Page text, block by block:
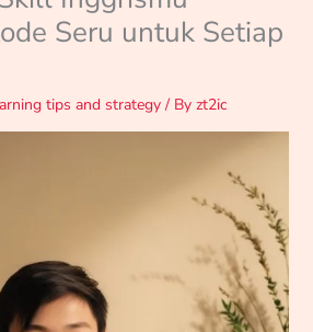
Seru untuk Setiap
tips and strategy/ By zt2ic